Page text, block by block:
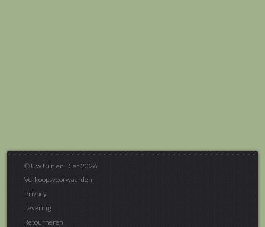
© Uw tuin en Dier 2026
Verkoopsvoorwaarden
Privacy
Levering
Retourneren